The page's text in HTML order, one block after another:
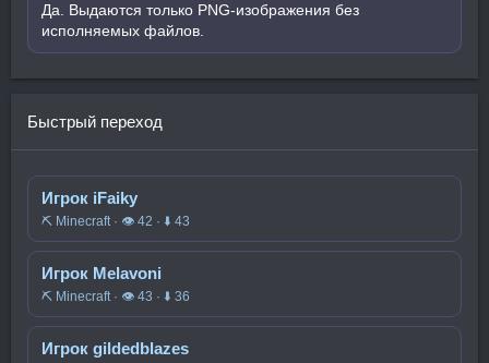
Да. Выдаются только PNG-изображения без
исполняемых файлов.
Быстрый переход
Игрок iFaiky
⛏️ Minecraft · 👁 42 · ⬇ 43
Игрок Melavoni
⛏️ Minecraft · 👁 43 · ⬇ 36
Игрок gildedblazes